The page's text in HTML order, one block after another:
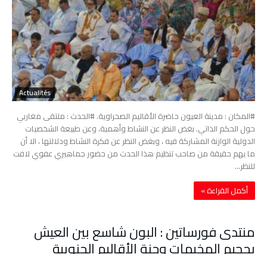
Actualités
#المكان : مدينة العيون حاضرة الأقاليم الصحراوية. #الحدث : ملتقى مغاربي
حول الحكم الذاتي. بغض النظر عن النشاط وأهمية، وعن طبيعة الشخصيات
الدولية الوازنة المشاركة فيه ، وبغض النظر عن فكرة النشاط ودلالتها ، الا أن
ما يهم حقيقة من صاحب تنظيم هذا الحدث من حضور جماهيري عفوي لافت
للنظر…
‫أكمل القراءة »‬
منتدى فورساتين : البون شاسع بين العيش
بجحيم المخيمات وجنة الأقاليم الجنوبية